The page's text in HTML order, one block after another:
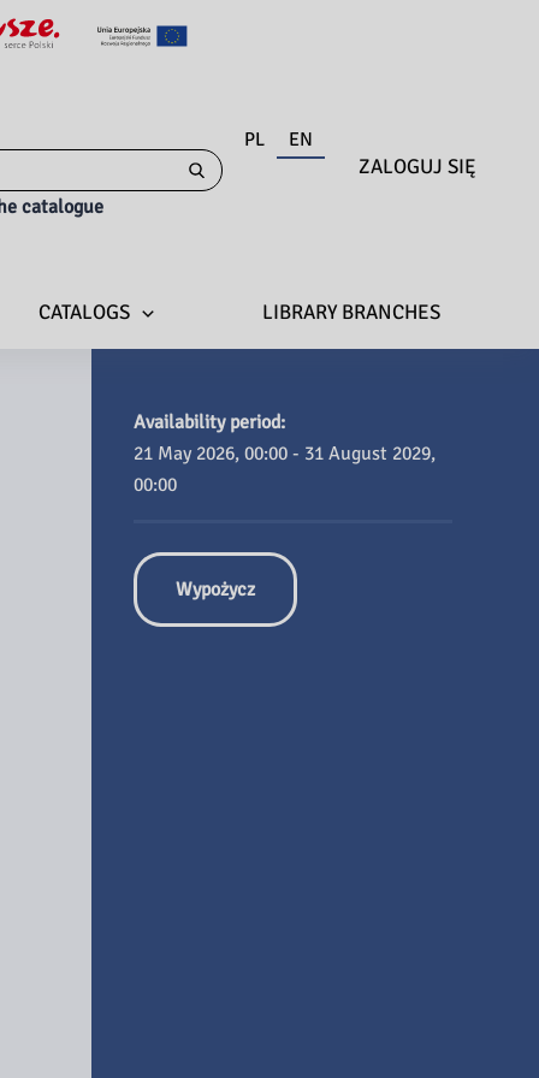
catalogue
PL EN
ZALOGUJ SIĘ
CATALOGS LIBRARY BRANCHES
Availability period:
21 May 2026, 00:00 - 31 August 2029,
00:00
Wypożycz